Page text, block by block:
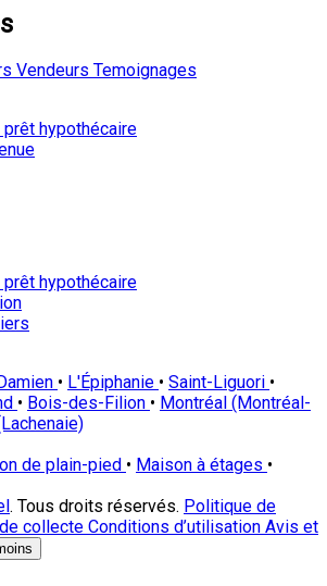
Vendeurs Temoignages
prêt hypothécaire
prêt hypothécaire
• L'Épiphanie • Saint-Liguori •
• Bois-des-Filion • Montréal (Montréal-
de plain-pied • Maison à étages •
. Tous droits réservés. Politique de
collecte Conditions d’utilisation Avis et